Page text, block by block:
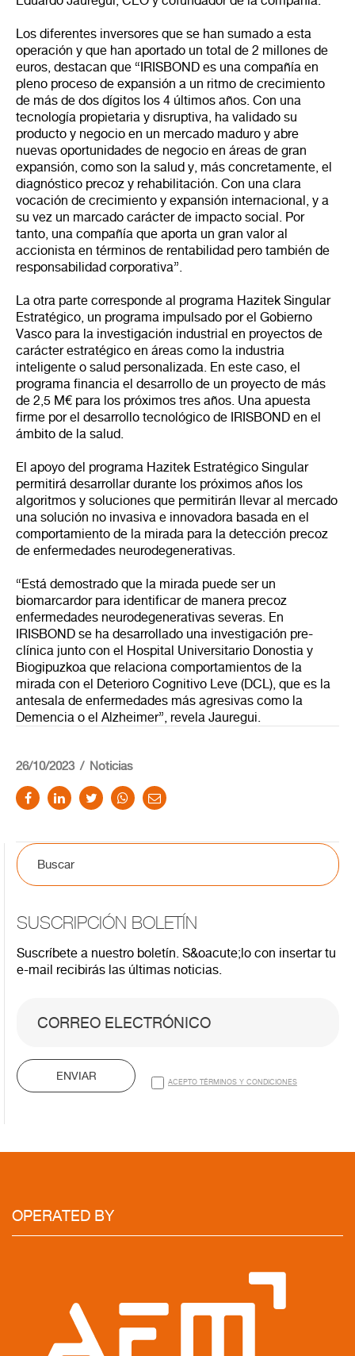
Los diferentes inversores que se han sumado a esta
operación y que han aportado un total de 2 millones de
euros, destacan que “IRISBOND es una compañía en
pleno proceso de expansión a un ritmo de crecimiento
de más de dos dígitos los 4 últimos años. Con una
tecnología propietaria y disruptiva, ha validado su
producto y negocio en un mercado maduro y abre
nuevas oportunidades de negocio en áreas de gran
expansión, como son la salud y, más concretamente, el
diagnóstico precoz y rehabilitación. Con una clara
vocación de crecimiento y expansión internacional, y a
su vez un marcado carácter de impacto social. Por
tanto, una compañía que aporta un gran valor al
accionista en términos de rentabilidad pero también de
responsabilidad corporativa”.
La otra parte corresponde al programa Hazitek Singular
Estratégico, un programa impulsado por el Gobierno
Vasco para la investigación industrial en proyectos de
carácter estratégico en áreas como la industria
inteligente o salud personalizada. En este caso, el
programa financia el desarrollo de un proyecto de más
de 2,5 M€ para los próximos tres años. Una apuesta
firme por el desarrollo tecnológico de IRISBOND en el
ámbito de la salud.
El apoyo del programa Hazitek Estratégico Singular
permitirá desarrollar durante los próximos años los
algoritmos y soluciones que permitirán llevar al mercado
una solución no invasiva e innovadora basada en el
comportamiento de la mirada para la detección precoz
de enfermedades neurodegenerativas.
“Está demostrado que la mirada puede ser un
biomarcardor para identificar de manera precoz
enfermedades neurodegenerativas severas. En
IRISBOND se ha desarrollado una investigación pre-
clínica junto con el Hospital Universitario Donostia y
Biogipuzkoa que relaciona comportamientos de la
mirada con el Deterioro Cognitivo Leve (DCL), que es la
antesala de enfermedades más agresivas como la
Demencia o el Alzheimer”, revela Jauregui.
26/10/2023 Noticias
SUSCRIPCIÓN BOLETÍN
Suscríbete a nuestro boletín. S&oacute;lo con insertar tu
e-mail recibirás las últimas noticias.
ENVIAR ACEPTO TÉRMINOS Y CONDICIONES
OPERATED BY